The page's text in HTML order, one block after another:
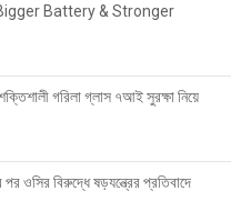
Battery & Stronger
গরিলা গ্লাস ৭আই সুরক্ষা নিয়ে
ওসির বিরুদ্ধে ষড়যন্ত্রের প্রতিবাদে